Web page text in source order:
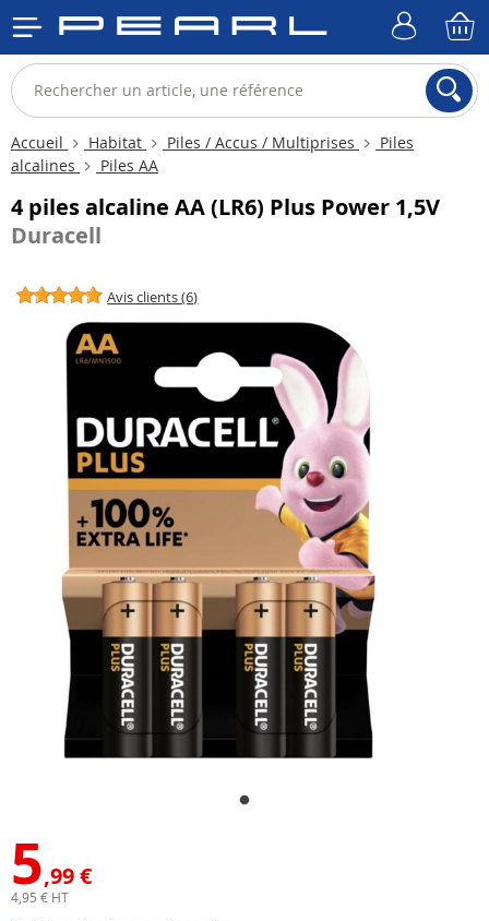
Accueil Habitat Piles / Accus / Multiprises
Piles
alcalines
Piles AA
4 piles alcaline AA (LR6) Plus Power 1,5V
Duracell
Avis clients (6)
5,99 €
4,95 € HT